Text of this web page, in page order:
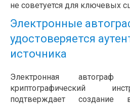
не советуется для ключевых
Электронные
удостоверяется
источника
Электронная автограф
криптографический
подтверждает создание